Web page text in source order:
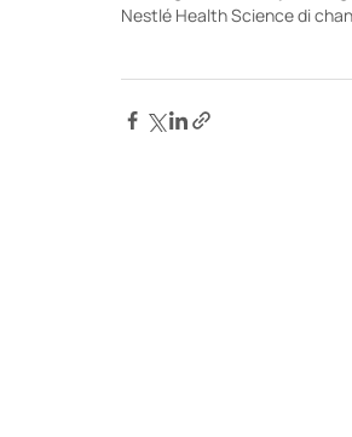
Nestlé Health Science di